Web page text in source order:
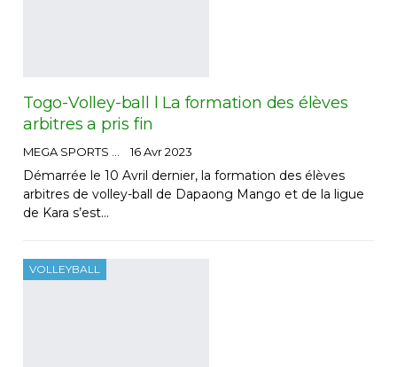
Togo-Volley-ball l La formation des élèves
arbitres a pris fin
MEGA SPORTS 16 Avr 2023
Démarrée le 10 Avril dernier, la formation des élèves
arbitres de volley-ball de Dapaong Mango et de la ligue
de Kara s’est…
VOLLEYBALL